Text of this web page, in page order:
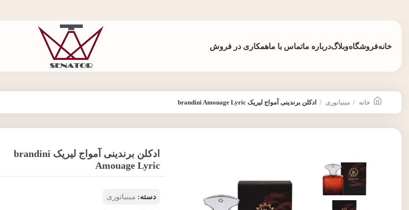
خانهفروشگاهوبلاگدرباره ماتماس با ماهمکاری در فروش
خانه مینیاتوری ادکلن برندینی آمواج لیریک brandini Amouage Lyric
ادکلن برندینی آمواج لیریک brandini
Amouage Lyric
دسته: مینیاتوری